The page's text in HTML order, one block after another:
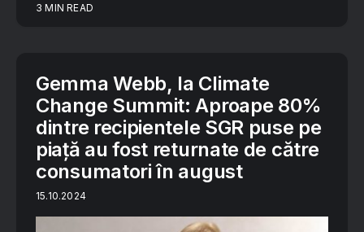
3 MIN READ
Gemma Webb, la Climate
Change Summit: Aproape 80%
dintre recipientele SGR puse pe
piaţă au fost returnate de către
consumatori în august
15.10.2024